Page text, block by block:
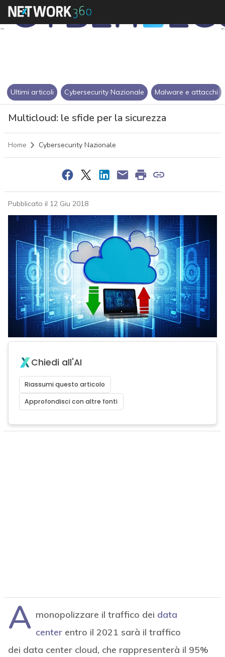
Ultimi articoli Cybersecurity Nazionale Malware e attacchi
Multicloud: le sfide per la sicurezza
Home Cybersecurity Nazionale
Pubblicato il 12 Giu 2018
Chiedi all'AI
Riassumi questo articolo
Approfondisci con altre fonti
A monopolizzare il traffico dei data
centerentro il 2021 sarà il traffico
dei data center cloud, che rappresenterà il 95%